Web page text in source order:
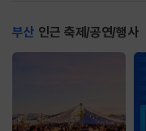
부산 인근 축제/공연/행사